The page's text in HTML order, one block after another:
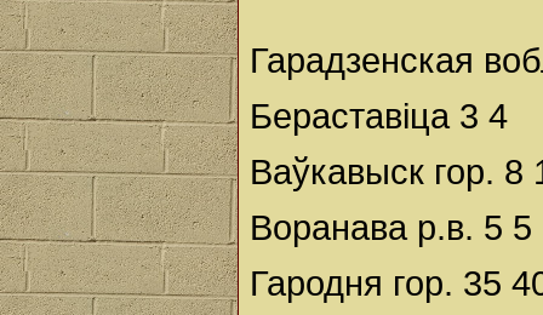
Гарадзенская
Бераставіца 3 4
Ваўкавыск гор. 8
Воранава р.в. 5 5
Гародня гор. 35